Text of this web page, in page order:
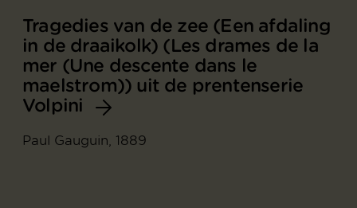
Tragedies van de zee (Een afdaling
in de draaikolk) (Les drames de la
mer (Une descente dans le
maelstrom)) uit de prentenserie
Volpini
Paul Gauguin, 1889